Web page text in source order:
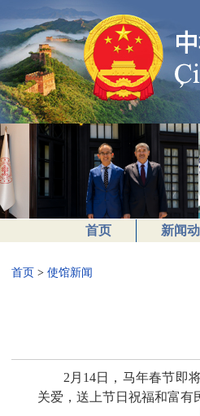
首页 新闻
首页 > 使馆新闻
2月14日，马年春节即
关爱，送上节日祝福和富有